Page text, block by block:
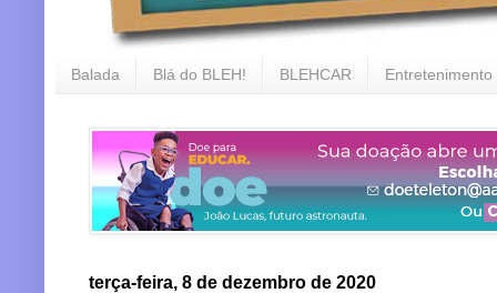
Balada Blá do BLEH! BLEHCAR Entretenimento
terça-feira, 8 de dezembro de 2020